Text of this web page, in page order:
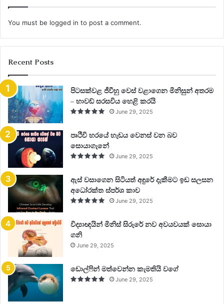
You must be logged in to post a comment.
Recent Posts
පිටසක්වළ ජීවීහු වෙස් වළාගෙන මිනිසුන් අතරම
– හාවඩ් සරසවිය හෙළි කරයි
June 29, 2025
පෘථිවි හරයේ හැඩය වෙනස් වන බව
සොයාගැනේ
June 29, 2025
ඇස් වසාගෙන සිටියත් අඳුරේ දැකීමට ඉඩ සලසන
අධෝරක්ත ස්පර්ශ කාච
June 29, 2025
විද්‍යාඥයින් මිනිස් සිරුරේ නව අවයවයක් සොයා
ගනි
June 29, 2025
ඩොල්ෆින් මත්වෙන්න කැමතියි වගේ
June 29, 2025